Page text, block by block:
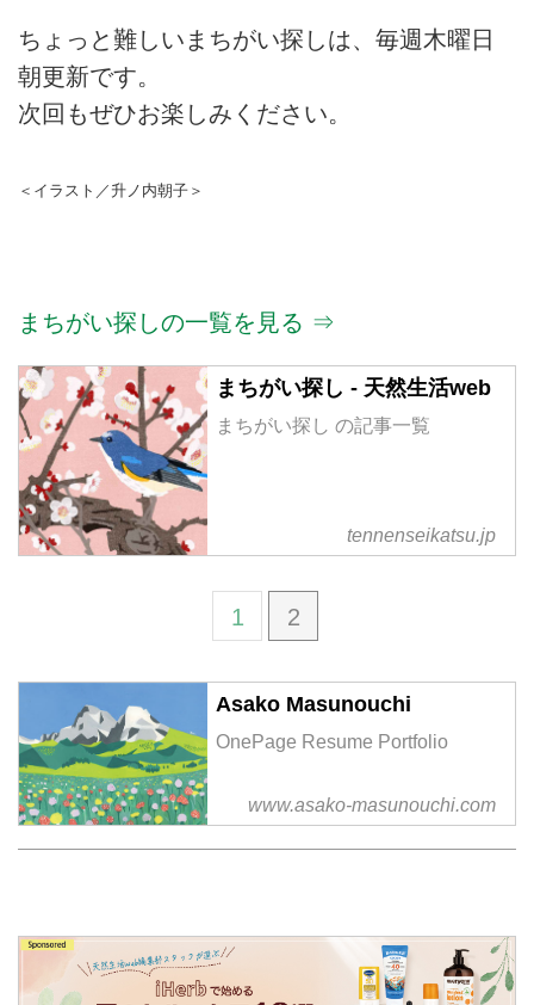
ちょっと難しいまちがい探しは、毎週木曜日
朝更新です。
次回もぜひお楽しみください。
＜イラスト／升ノ内朝子＞
まちがい探しの一覧を見る ⇒
まちがい探し - 天然生活web
まちがい探し の記事一覧
tennenseikatsu.jp
1 2
Asako Masunouchi
OnePage Resume Portfolio
www.asako-masunouchi.com